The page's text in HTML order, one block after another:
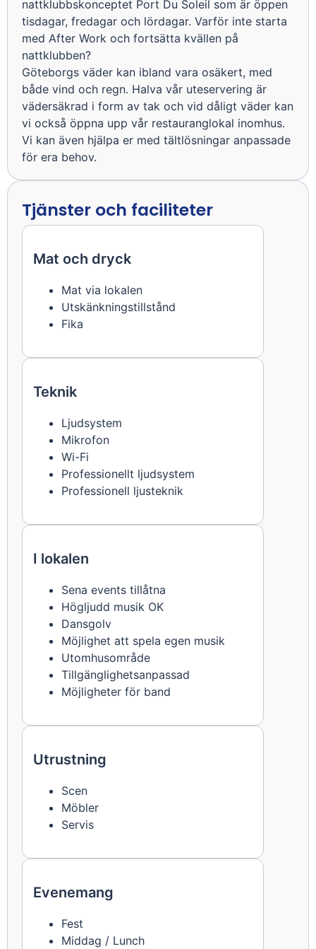
nattklubbskonceptet Port Du Soleil som är öppen
tisdagar, fredagar och lördagar. Varför inte starta
med After Work och fortsätta kvällen på
nattklubben?
Göteborgs väder kan ibland vara osäkert, med
både vind och regn. Halva vår uteservering är
vädersäkrad i form av tak och vid dåligt väder kan
vi också öppna upp vår restauranglokal inomhus.
Vi kan även hjälpa er med tältlösningar anpassade
för era behov.
Tjänster och faciliteter
Mat och dryck
Mat via lokalen
Utskänkningstillstånd
Fika
Teknik
Ljudsystem
Mikrofon
Wi-Fi
Professionellt ljudsystem
Professionell ljusteknik
I lokalen
Sena events tillåtna
Högljudd musik OK
Dansgolv
Möjlighet att spela egen musik
Utomhusområde
Tillgänglighetsanpassad
Möjligheter för band
Utrustning
Scen
Möbler
Servis
Evenemang
Fest
Middag / Lunch